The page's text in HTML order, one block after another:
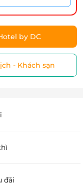
by DC
- Khách sạn
đãi